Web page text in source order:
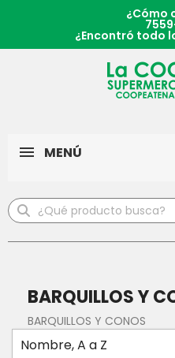
¿Cómo
¿Encontró todo
MENÚ
BARQUILLOS Y
BARQUILLOS Y CONOS
Nombre, A a Z